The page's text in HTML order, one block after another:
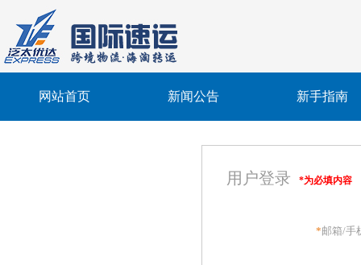
网站首页 新闻公告 新手指南
用户登录 *为必填内容
*邮箱/手